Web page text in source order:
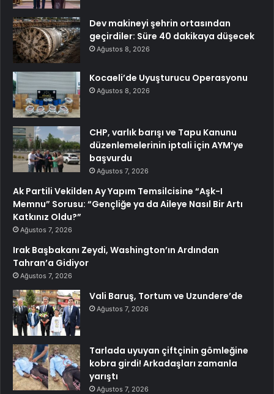
Dev makineyi şehrin ortasından
geçirdiler: Süre 40 dakikaya düşecek
Ağustos 8, 2026
Kocaeli’de Uyuşturucu Operasyonu
Ağustos 8, 2026
CHP, varlık barışı ve Tapu Kanunu
düzenlemelerinin iptali için AYM’ye
başvurdu
Ağustos 7, 2026
Ak Partili Vekilden Ay Yapım Temsilcisine “Aşk-I
Memnu” Sorusu: “Gençliğe ya da Aileye Nasıl Bir Artı
Katkınız Oldu?”
Ağustos 7, 2026
Irak Başbakanı Zeydi, Washington’ın Ardından
Tahran’a Gidiyor
Ağustos 7, 2026
Vali Baruş, Tortum ve Uzundere’de
Ağustos 7, 2026
Tarlada uyuyan çiftçinin gömleğine
kobra girdi! Arkadaşları zamanla
yarıştı
Ağustos 7, 2026